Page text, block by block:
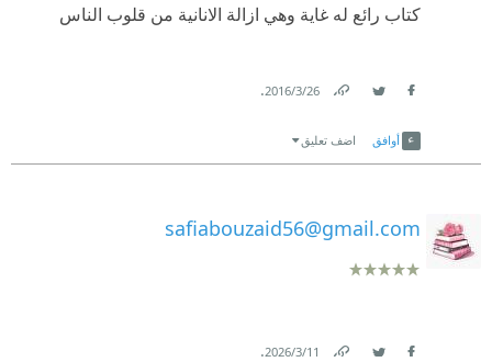
كتاب رائع له غاية وهي ازالة الانانية من قلوب الناس
26‏/3‏/2016
.
أوافق اضف تعليق
safiabouzaid56@gmail.com
11‏/3‏/2026
.